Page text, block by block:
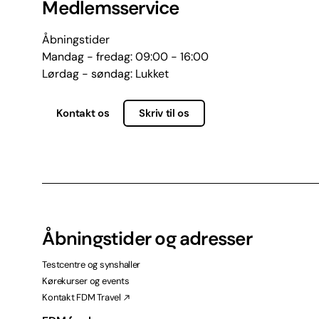
Medlemsservice
Åbningstider
Mandag - fredag: 09:00 - 16:00
Lørdag - søndag: Lukket
Kontakt os Skriv til os
Åbningstider og adresser
Testcentre og synshaller
Kørekurser og events
Kontakt FDM Travel